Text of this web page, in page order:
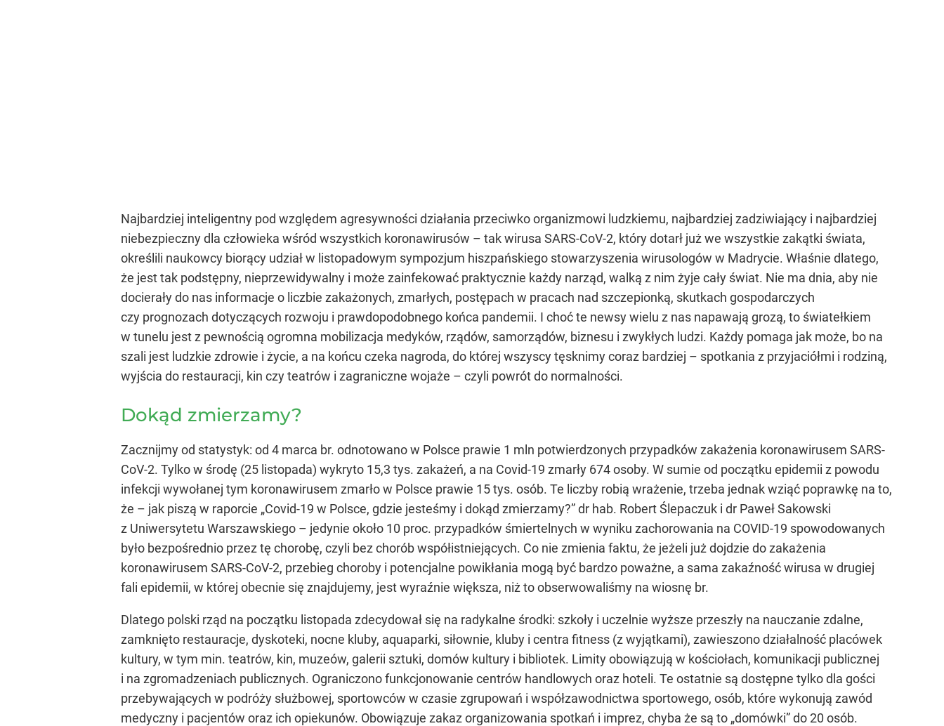
Najbardziej inteligentny pod względem agresywności działania przeciwko organizmowi ludzkiemu, najbardziej zadziwiający i najbardziej
niebezpieczny dla człowieka wśród wszystkich koronawirusów – tak wirusa SARS-CoV-2, który dotarł już we wszystkie zakątki świata,
określili naukowcy biorący udział w listopadowym sympozjum hiszpańskiego stowarzyszenia wirusologów w Madrycie. Właśnie dlatego,
że jest tak podstępny, nieprzewidywalny i może zainfekować praktycznie każdy narząd, walką z nim żyje cały świat. Nie ma dnia, aby nie
docierały do nas informacje o liczbie zakażonych, zmarłych, postępach w pracach nad szczepionką, skutkach gospodarczych
czy prognozach dotyczących rozwoju i prawdopodobnego końca pandemii. I choć te newsy wielu z nas napawają grozą, to światełkiem
w tunelu jest z pewnością ogromna mobilizacja medyków, rządów, samorządów, biznesu i zwykłych ludzi. Każdy pomaga jak może, bo na
szali jest ludzkie zdrowie i życie, a na końcu czeka nagroda, do której wszyscy tęsknimy coraz bardziej – spotkania z przyjaciółmi i rodziną,
wyjścia do restauracji, kin czy teatrów i zagraniczne wojaże – czyli powrót do normalności.
Dokąd zmierzamy?
Zacznijmy od statystyk: od 4 marca br. odnotowano w Polsce prawie 1 mln potwierdzonych przypadków zakażenia koronawirusem SARS-
CoV-2. Tylko w środę (25 listopada) wykryto 15,3 tys. zakażeń, a na Covid-19 zmarły 674 osoby. W sumie od początku epidemii z powodu
infekcji wywołanej tym koronawirusem zmarło w Polsce prawie 15 tys. osób. Te liczby robią wrażenie, trzeba jednak wziąć poprawkę na to,
że – jak piszą w raporcie „Covid-19 w Polsce, gdzie jesteśmy i dokąd zmierzamy?” dr hab. Robert Ślepaczuk i dr Paweł Sakowski
z Uniwersytetu Warszawskiego – jedynie około 10 proc. przypadków śmiertelnych w wyniku zachorowania na COVID-19 spowodowanych
było bezpośrednio przez tę chorobę, czyli bez chorób współistniejących. Co nie zmienia faktu, że jeżeli już dojdzie do zakażenia
koronawirusem SARS-CoV-2, przebieg choroby i potencjalne powikłania mogą być bardzo poważne, a sama zakaźność wirusa w drugiej
fali epidemii, w której obecnie się znajdujemy, jest wyraźnie większa, niż to obserwowaliśmy na wiosnę br.
Dlatego polski rząd na początku listopada zdecydował się na radykalne środki: szkoły i uczelnie wyższe przeszły na nauczanie zdalne,
zamknięto restauracje, dyskoteki, nocne kluby, aquaparki, siłownie, kluby i centra fitness (z wyjątkami), zawieszono działalność placówek
kultury, w tym min. teatrów, kin, muzeów, galerii sztuki, domów kultury i bibliotek. Limity obowiązują w kościołach, komunikacji publicznej
i na zgromadzeniach publicznych. Ograniczono funkcjonowanie centrów handlowych oraz hoteli. Te ostatnie są dostępne tylko dla gości
przebywających w podróży służbowej, sportowców w czasie zgrupowań i współzawodnictwa sportowego, osób, które wykonują zawód
medyczny i pacjentów oraz ich opiekunów. Obowiązuje zakaz organizowania spotkań i imprez, chyba że są to „domówki” do 20 osób.